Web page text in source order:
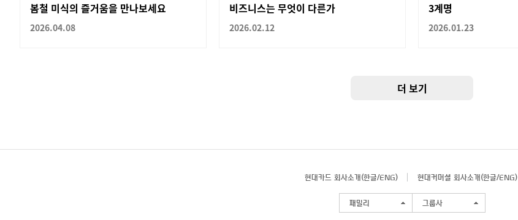
봄철 미식의 즐거움을 만나보세요
2026.04.08
비즈니스는 무엇이 다른가
2026.02.12
3계명
2026.01.23
더 보기
현대카드 회사소개(한글/ENG) 현대커머셜 회사소개(한글/ENG)
패밀리 그룹사